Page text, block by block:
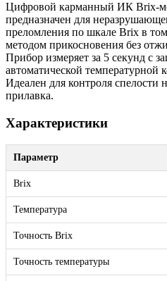
Цифровой карманный ИК Brix-
предназначен для
преломления по шкале Brix в
методом прикосновения без
Прибор измеряет за 5 секунд с
автоматической температурной
Идеален для контроля спелости
прилавка.
Характеристики
Параметр
Brix
Температура
Точность Brix
Точность температуры